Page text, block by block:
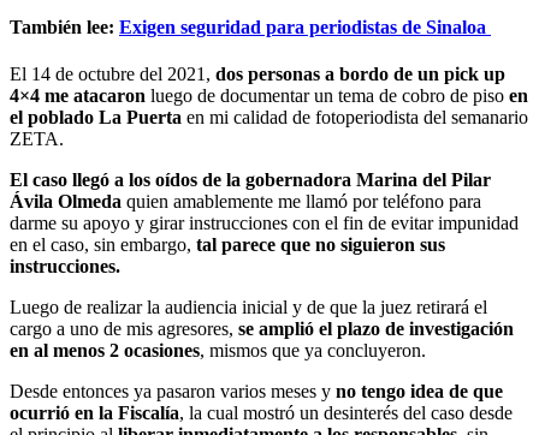
También lee: Exigen seguridad para periodistas de Sinaloa
El 14 de octubre del 2021, dos personas a bordo de un pick up
4×4 me atacaron luego de documentar un tema de cobro de piso en
el poblado La Puerta en mi calidad de fotoperiodista del semanario
ZETA.
El caso llegó a los oídos de la gobernadora Marina del Pilar
Ávila Olmeda quien amablemente me llamó por teléfono para
darme su apoyo y girar instrucciones con el fin de evitar impunidad
en el caso, sin embargo, tal parece que no siguieron sus
instrucciones.
Luego de realizar la audiencia inicial y de que la juez retirará el
cargo a uno de mis agresores, se amplió el plazo de investigación
en al menos 2 ocasiones, mismos que ya concluyeron.
Desde entonces ya pasaron varios meses y no tengo idea de que
ocurrió en la Fiscalía, la cual mostró un desinterés del caso desde